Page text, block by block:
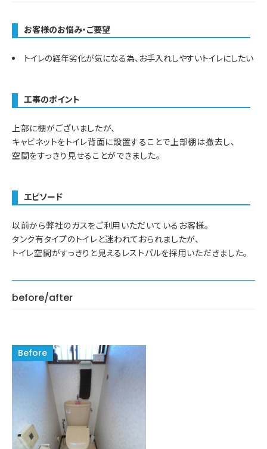
お客様のお悩み・ご要望
トイレの経年劣化が気になる為、お手入れしやすいトイレにしたい
工事のポイント
上部に棚がございましたが、
キャビネットをトイレ背面に設置することで上部棚は撤去し、
空間をすっきり見せることができました。
エピソード
以前から弊社のガスをご利用いただいているお客様。
タンク有タイプのトイレと迷われておられましたが、
トイレ空間がすっきりと見えるレストパルを採用いただきました。
before/after